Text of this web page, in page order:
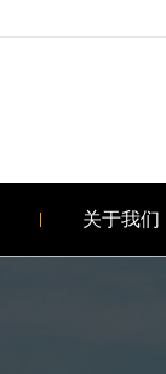
关于我们